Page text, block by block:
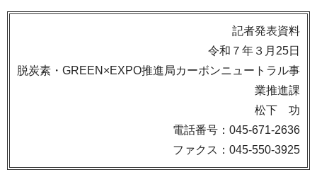
記者発表資料
令和７年３月25日
脱炭素・GREEN×EXPO推進局カーボンニュートラル事
業推進課
松下 功
電話番号：045-671-2636
ファクス：045-550-3925